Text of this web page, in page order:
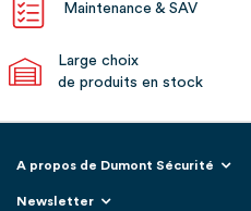
Maintenance & SAV
Large choix
de produits en stock
A propos de Dumont Sécurité
Newsletter